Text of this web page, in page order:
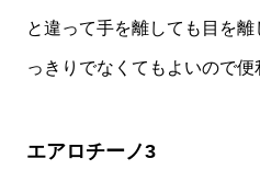
と違って手を離しても目を
っきりでなくてもよいので便
エアロチーノ3